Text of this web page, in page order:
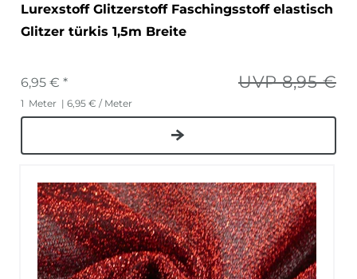
Lurexstoff Glitzerstoff Faschingsstoff elastisch
Glitzer türkis 1,5m Breite
UVP 8,95 €
6,95 € *
1 Meter | 6,95 € / Meter